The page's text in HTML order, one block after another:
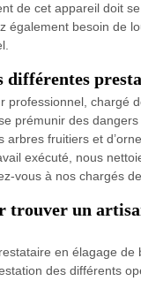
de cet appareil doit
également besoin de
différentes
professionnel, chargé
prémunir des
arbres fruitiers et
exécuté, nous
vous à nos chargés
trouver un
en élagage
des différents